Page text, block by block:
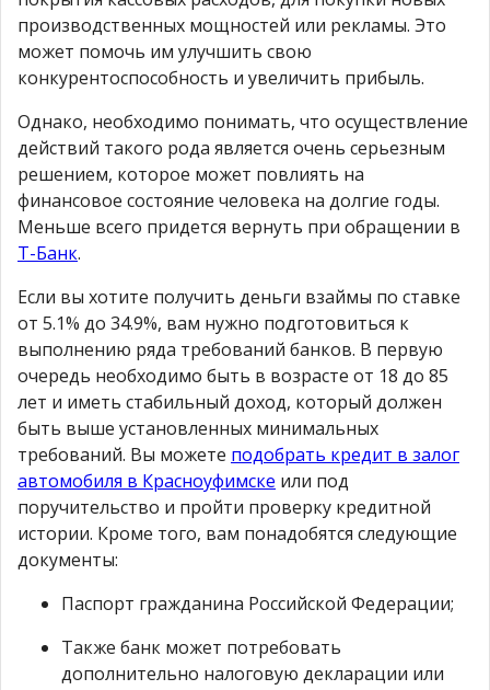
производственных мощностей или рекламы. Это
может помочь им улучшить свою
конкурентоспособность и увеличить прибыль.
Однако, необходимо понимать, что осуществление
действий такого рода является очень серьезным
решением, которое может повлиять на
финансовое состояние человека на долгие годы.
Меньше всего придется вернуть при обращении в
Т-Банк.
Если вы хотите получить деньги взаймы по ставке
от 5.1% до 34.9%, вам нужно подготовиться к
выполнению ряда требований банков. В первую
очередь необходимо быть в возрасте от 18 до 85
лет и иметь стабильный доход, который должен
быть выше установленных минимальных
требований. Вы можете подобрать кредит в залог
автомобиля в Красноуфимске или под
поручительство и пройти проверку кредитной
истории. Кроме того, вам понадобятся следующие
документы:
Паспорт гражданина Российской Федерации;
Также банк может потребовать
дополнительно налоговую декларации или